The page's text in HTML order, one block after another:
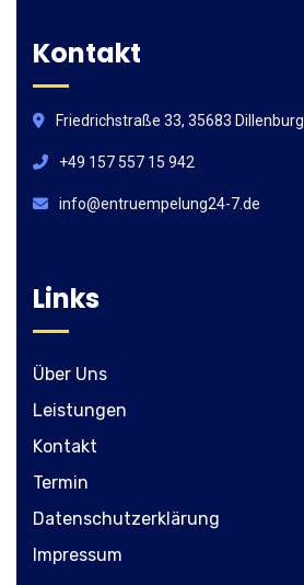
Kontakt
Friedrichstraße 33, 35683 Dillenburg
+49 157 557 15 942
info@entruempelung24-7.de
Links
Über Uns
Leistungen
Kontakt
Termin
Datenschutzerklärung
Impressum